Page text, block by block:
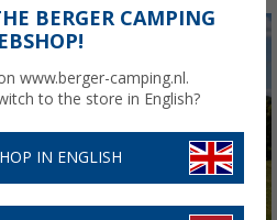
BERGER CAMPING
www.berger-camping.nl.
to the store in English?
IN ENGLISH